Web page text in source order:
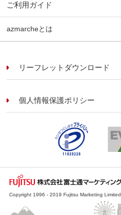
ご利用ガイド
azmarcheとは
リーフレットダウンロード
個人情報保護ポリシー
Copyright 1996 - 2019 Fujitsu Marketing Limited